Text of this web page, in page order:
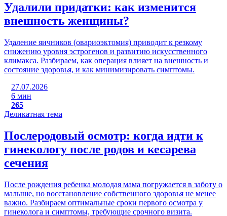
Удалили придатки: как изменится
внешность женщины?
Удаление яичников (овариоэктомия) приводит к резкому
снижению уровня эстрогенов и развитию искусственного
климакса. Разбираем, как операция влияет на внешность и
состояние здоровья, и как минимизировать симптомы.
27.07.2026
6 мин
265
Деликатная тема
Послеродовый осмотр: когда идти к
гинекологу после родов и кесарева
сечения
После рождения ребенка молодая мама погружается в заботу о
малыше, но восстановление собственного здоровья не менее
важно. Разбираем оптимальные сроки первого осмотра у
гинеколога и симптомы, требующие срочного визита.